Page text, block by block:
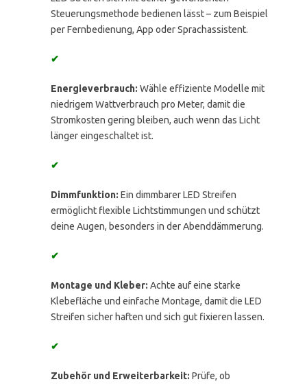
Steuerungsmethode bedienen lässt – zum Beispiel
per Fernbedienung, App oder Sprachassistent.
✔
Energieverbrauch: Wähle effiziente Modelle mit
niedrigem Wattverbrauch pro Meter, damit die
Stromkosten gering bleiben, auch wenn das Licht
länger eingeschaltet ist.
✔
Dimmfunktion: Ein dimmbarer LED Streifen
ermöglicht flexible Lichtstimmungen und schützt
deine Augen, besonders in der Abenddämmerung.
✔
Montage und Kleber: Achte auf eine starke
Klebefläche und einfache Montage, damit die LED
Streifen sicher haften und sich gut fixieren lassen.
✔
Zubehör und Erweiterbarkeit: Prüfe, ob